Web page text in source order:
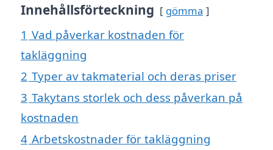
Innehållsförteckning gömma
1 Vad påverkar kostnaden för
takläggning
2 Typer av takmaterial och deras priser
3 Takytans storlek och dess påverkan på
kostnaden
4 Arbetskostnader för takläggning